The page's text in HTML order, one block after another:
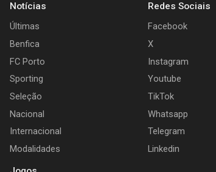
Notícias
Últimas
Benfica
FC Porto
Sporting
Seleção
Nacional
Internacional
Modalidades
Redes Sociais
Facebook
X
Instagram
Youtube
TikTok
Whatsapp
Telegram
Linkedin